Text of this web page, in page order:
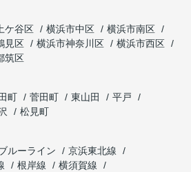
ケ谷区 横浜市中区
横浜市南区
見区 横浜市神奈川区
横浜市西区
筑区
町 菅田町 東山田
平戸
松見町
ルーライン
京浜東北線
根岸線
横須賀線